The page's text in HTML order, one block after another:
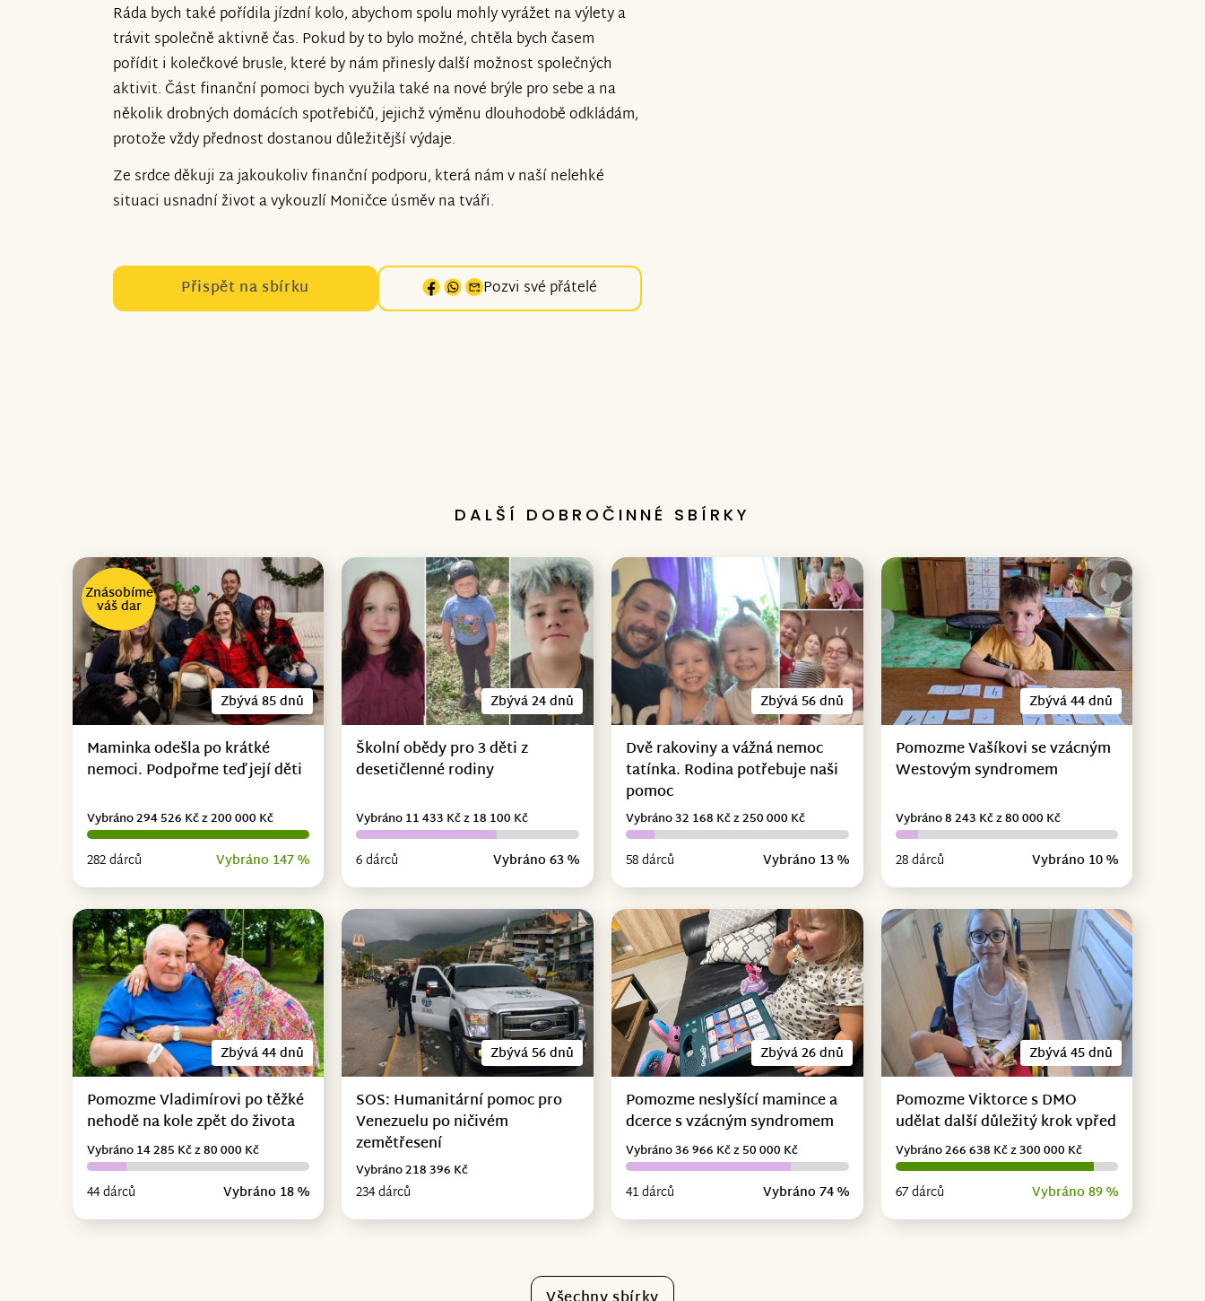
Ráda bych také pořídila jízdní kolo, abychom spolu mohly vyrážet na výlety a
trávit společně aktivně čas. Pokud by to bylo možné, chtěla bych časem
pořídit i kolečkové brusle, které by nám přinesly další možnost společných
aktivit. Část finanční pomoci bych využila také na nové brýle pro sebe a na
několik drobných domácích spotřebičů, jejichž výměnu dlouhodobě odkládám,
protože vždy přednost dostanou důležitější výdaje.
Ze srdce děkuji za jakoukoliv finanční podporu, která nám v naší nelehké
situaci usnadní život a vykouzlí Moničce úsměv na tváři.
Přispět na sbírku Pozvi své přátelé
DALŠÍ DOBROČINNÉ SBÍRKY
Zbývá 85 dnů
Znásobíme
váš dar
Maminka odešla po krátké
nemoci. Podpořme teď její děti
282 dárců Vybráno 147 %
Vybráno 294 526 Kč z 200 000 Kč
Zbývá 24 dnů
Školní obědy pro 3 děti z
desetičlenné rodiny
6 dárců Vybráno 63 %
Vybráno 11 433 Kč z 18 100 Kč
Zbývá 56 dnů
Dvě rakoviny a vážná nemoc
tatínka. Rodina potřebuje naši
pomoc
58 dárců Vybráno 13 %
Vybráno 32 168 Kč z 250 000 Kč
Zbývá 44 dnů
Pomozme Vašíkovi se vzácným
Westovým syndromem
28 dárců Vybráno 10 %
Vybráno 8 243 Kč z 80 000 Kč
Zbývá 44 dnů
Pomozme Vladimírovi po těžké
nehodě na kole zpět do života
44 dárců Vybráno 18 %
Vybráno 14 285 Kč z 80 000 Kč
Zbývá 56 dnů
SOS: Humanitární pomoc pro
Venezuelu po ničivém
zemětřesení
234 dárců
Vybráno 218 396 Kč
Zbývá 26 dnů
Pomozme neslyšící mamince a
dcerce s vzácným syndromem
41 dárců Vybráno 74 %
Vybráno 36 966 Kč z 50 000 Kč
Zbývá 45 dnů
Pomozme Viktorce s DMO
udělat další důležitý krok vpřed
67 dárců Vybráno 89 %
Vybráno 266 638 Kč z 300 000 Kč